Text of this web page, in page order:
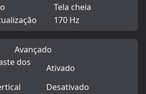
Tela cheia
170 Hz
Avançado
dos
Ativado
Desativado